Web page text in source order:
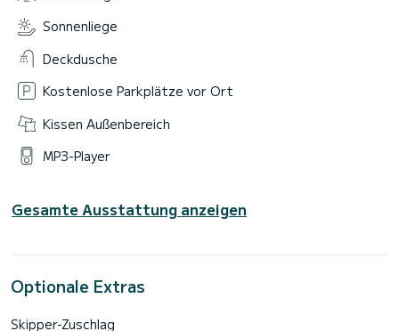
Sonnenliege
Deckdusche
Kostenlose Parkplätze vor Ort
Kissen Außenbereich
MP3-Player
Gesamte Ausstattung anzeigen
Optionale Extras
Skipper-Zuschlag